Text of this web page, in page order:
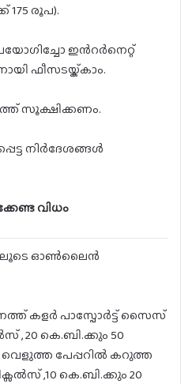
175 രൂപ).
ഇൻറർനെറ്റ്
ഫീസടയ്ക്കാം.
സൂക്ഷിക്കണം.
നിർദേശങ്ങൾ
വിധം
ഓൺലൈൻ
കളർ പാസ്പോർട്ട് സൈസ്
, 20 കെ.ബി.ക്കും 50
വെളുത്ത പേപ്പറിൽ കറുത്ത
,10 കെ.ബി.ക്കും 20